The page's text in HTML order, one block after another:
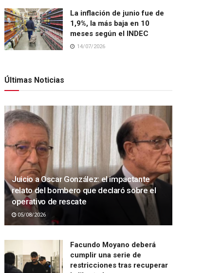
La inflación de junio fue de
1,9%, la más baja en 10
meses según el INDEC
14/07/2026
Últimas Noticias
Juicio a Oscar González: el impactante
relato del bombero que declaró sobre el
operativo de rescate
05/08/2026
Facundo Moyano deberá
cumplir una serie de
restricciones tras recuperar